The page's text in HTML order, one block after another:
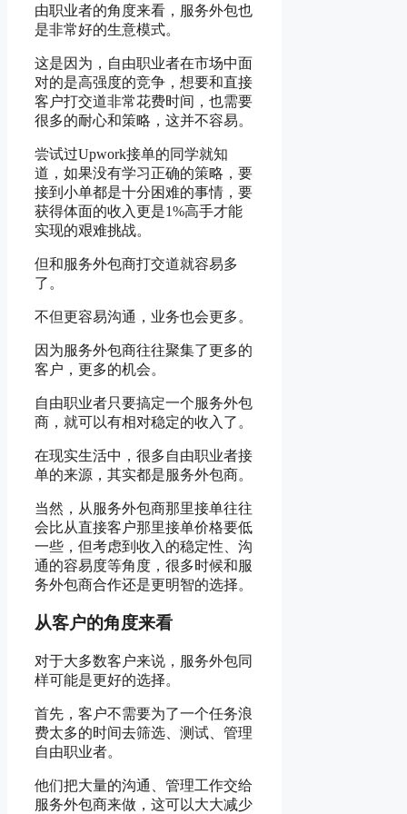
由职业者的角度来看，服务外包也
是非常好的生意模式。
这是因为，自由职业者在市场中面
对的是高强度的竞争，想要和直接
客户打交道非常花费时间，也需要
很多的耐心和策略，这并不容易。
尝试过Upwork接单的同学就知
道，如果没有学习正确的策略，要
接到小单都是十分困难的事情，要
获得体面的收入更是1%高手才能
实现的艰难挑战。
但和服务外包商打交道就容易多
了。
不但更容易沟通，业务也会更多。
因为服务外包商往往聚集了更多的
客户，更多的机会。
自由职业者只要搞定一个服务外包
商，就可以有相对稳定的收入了。
在现实生活中，很多自由职业者接
单的来源，其实都是服务外包商。
当然，从服务外包商那里接单往往
会比从直接客户那里接单价格要低
一些，但考虑到收入的稳定性、沟
通的容易度等角度，很多时候和服
务外包商合作还是更明智的选择。
从客户的角度来看
对于大多数客户来说，服务外包同
样可能是更好的选择。
首先，客户不需要为了一个任务浪
费太多的时间去筛选、测试、管理
自由职业者。
他们把大量的沟通、管理工作交给
服务外包商来做，这可以大大减少